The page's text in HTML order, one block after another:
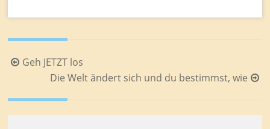
Beitragsnavigation
Geh JETZT los
Die Welt ändert sich und du bestimmst, wie